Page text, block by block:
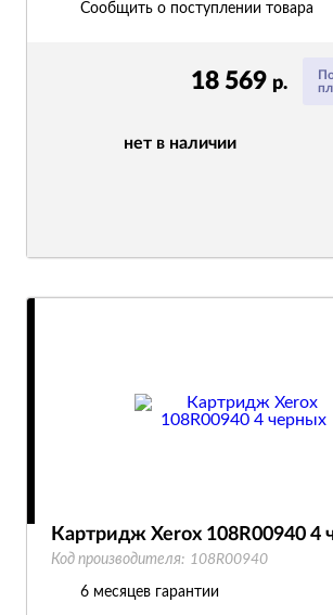
18 569 р.
нет в наличии
Сообщить о поступлении товара
Картридж Xerox 108R00940 4
Код производителя: 108R00940
6 месяцев гарантии